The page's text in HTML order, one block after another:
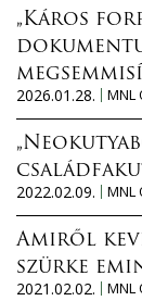
„Káros
2026.01.28.
MNL
2022.02.09.
MNL
Amiről
szürke
2021.02.02.
MNL